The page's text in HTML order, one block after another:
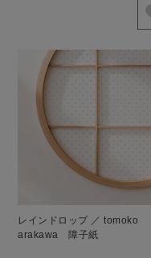
レインドロップ ／ tomoko
arakawa 障子紙